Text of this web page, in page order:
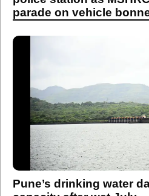
Pune’s drinking water
capacity after wet July